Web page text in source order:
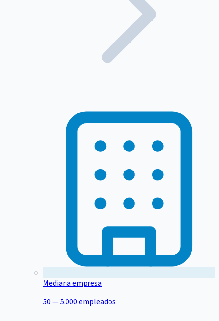
Mediana empresa
50 — 5.000 empleados